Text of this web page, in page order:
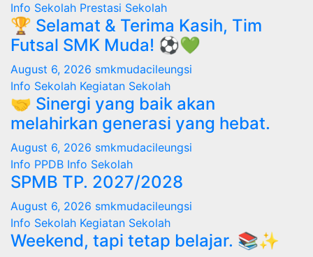
Info Sekolah Prestasi Sekolah
🏆 Selamat & Terima Kasih, Tim
Futsal SMK Muda! ⚽💚
August 6, 2026 smkmudacileungsi
Info Sekolah Kegiatan Sekolah
🤝 Sinergi yang baik akan
melahirkan generasi yang hebat.
August 6, 2026 smkmudacileungsi
Info PPDB Info Sekolah
SPMB TP. 2027/2028
August 6, 2026 smkmudacileungsi
Info Sekolah Kegiatan Sekolah
Weekend, tapi tetap belajar. 📚✨